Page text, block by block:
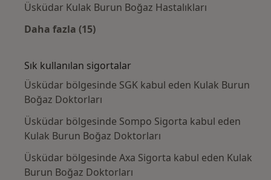
Üsküdar Kulak Burun Boğaz Hastalıkları
Daha fazla (15)
Sık kullanılan sigortalar
Üsküdar bölgesinde SGK kabul eden Kulak Burun
Boğaz Doktorları
Üsküdar bölgesinde Sompo Sigorta kabul eden
Kulak Burun Boğaz Doktorları
Üsküdar bölgesinde Axa Sigorta kabul eden Kulak
Burun Boğaz Doktorları